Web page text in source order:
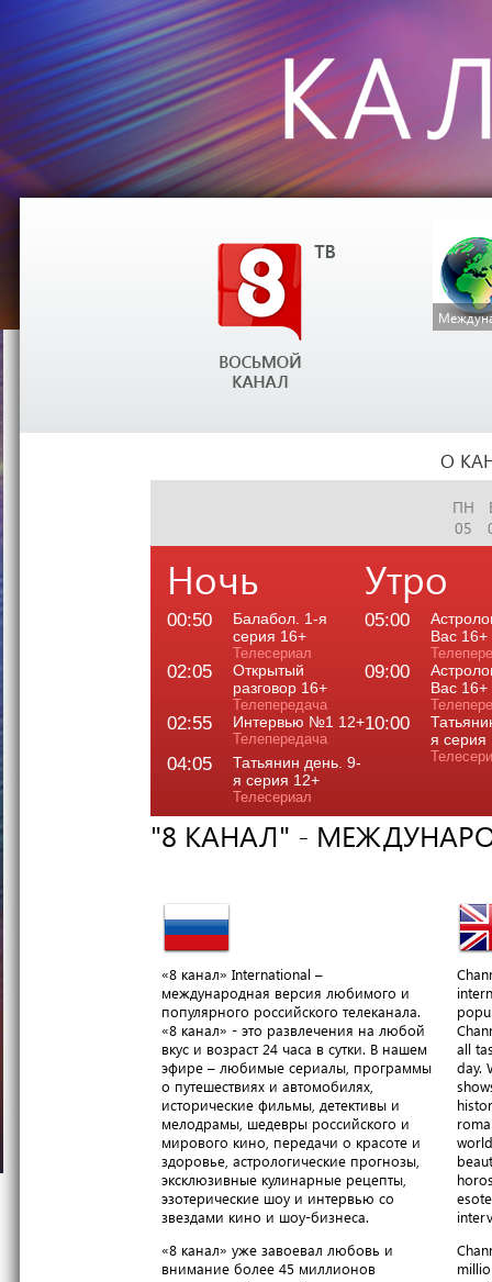
О
ПН
05
Ночь
00:50
Балабол. 1-я
серия 16+
Телесериал
02:05
Открытый
разговор 16+
Телепередача
02:55 Интервью №1 12+
Телепередача
04:05
Татьянин день. 9-
я серия 12+
Телесериал
Утро
05:00
Вас 16+
09:00
Вас 16+
10:00
я серия
"8 КАНАЛ" -
«8 канал» International –
международная версия любимого и
популярного российского телеканала.
«8 канал» - это развлечения на любой
вкус и возраст 24 часа в сутки. В нашем
эфире – любимые сериалы, программы
о путешествиях и автомобилях,
исторические фильмы, детективы и
мелодрамы, шедевры российского и
мирового кино, передачи о красоте и
здоровье, астрологические прогнозы,
эксклюзивные кулинарные рецепты,
эзотерические шоу и интервью со
звездами кино и шоу-бизнеса.
«8 канал» уже завоевал любовь и
внимание более 45 миллионов
all
day.